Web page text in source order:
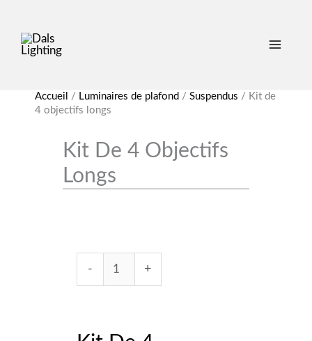
Accueil / Luminaires de plafond / Suspendus / Kit de
4 objectifs longs
Kit De 4 Objectifs
Longs
-
longs
+
longs